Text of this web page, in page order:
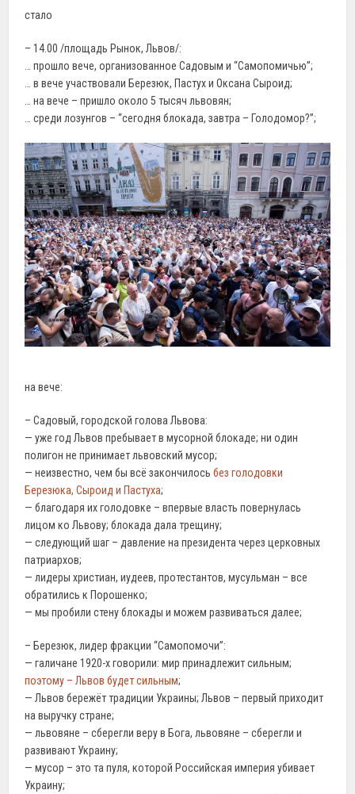
стало
– 14.00 /площадь Рынок, Львов/:
… прошло вече, организованное Садовым и “Самопомичью”;
… в вече участвовали Березюк, Пастух и Оксана Сыроид;
… на вече – пришло около 5 тысяч львовян;
… среди лозунгов – “сегодня блокада, завтра – Голодомор?”;
на вече:
– Садовый, городской голова Львова:
— уже год Львов пребывает в мусорной блокаде; ни один
полигон не принимает львовский мусор;
— неизвестно, чем бы всё закончилосьбез голодовки
Березюка, Сыроид и Пастуха;
— благодаря их голодовке – впервые власть повернулась
лицом ко Львову; блокада дала трещину;
— следующий шаг – давление на президента через церковных
патриархов;
— лидеры христиан, иудеев, протестантов, мусульман – все
обратились к Порошенко;
— мы пробили стену блокады и можем развиваться далее;
– Березюк, лидер фракции “Самопомочи”:
— галичане 1920-х говорили: мир принадлежит сильным;
поэтому – Львов будет сильным;
— Львов бережёт традиции Украины; Львов – первый приходит
на выручку стране;
— львовяне – сберегли веру в Бога, львовяне – сберегли и
развивают Украину;
— мусор – это та пуля, которой Российская империя убивает
Украину;